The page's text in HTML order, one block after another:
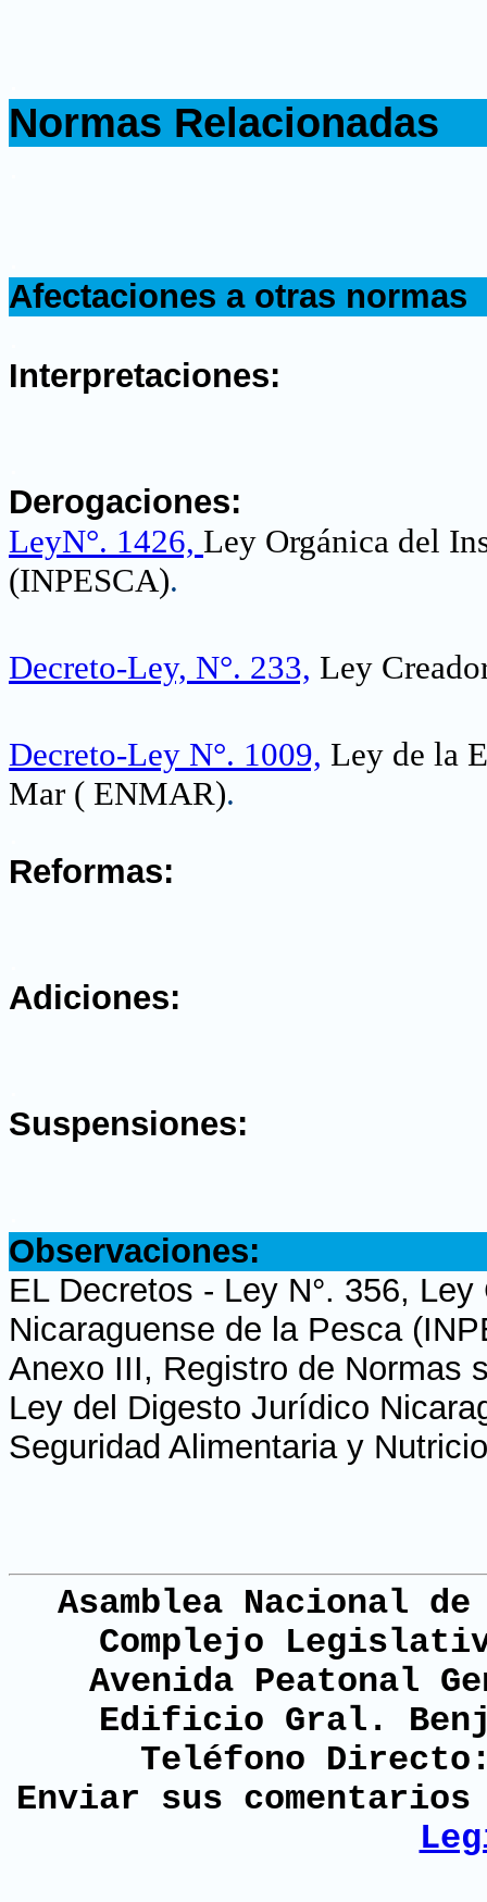
Normas Relacionadas
Afectaciones a otras normas
Interpretaciones:
Derogaciones:
LeyN°. 1426, Ley Orgánica del
(INPESCA).
Decreto-Ley, N°. 233, Ley
Decreto-Ley N°. 1009, Ley de la
Mar ( ENMAR).
Reformas:
Adiciones:
Suspensiones:
Observaciones:
EL Decretos - Ley N°. 356,
Nicaraguense de la Pesca
Anexo III, Registro de Normas
Ley del Digesto Jurídico
Seguridad Alimentaria y
Asamblea Nacional
Complejo
Avenida Peatonal
Edificio Gral.
Teléfono
Enviar sus